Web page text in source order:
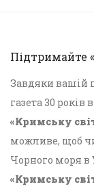
Підтримайте
Завдяки вашій
газета 30 років
«Кримську
можливе, щоб
Чорного моря в
«Кримську